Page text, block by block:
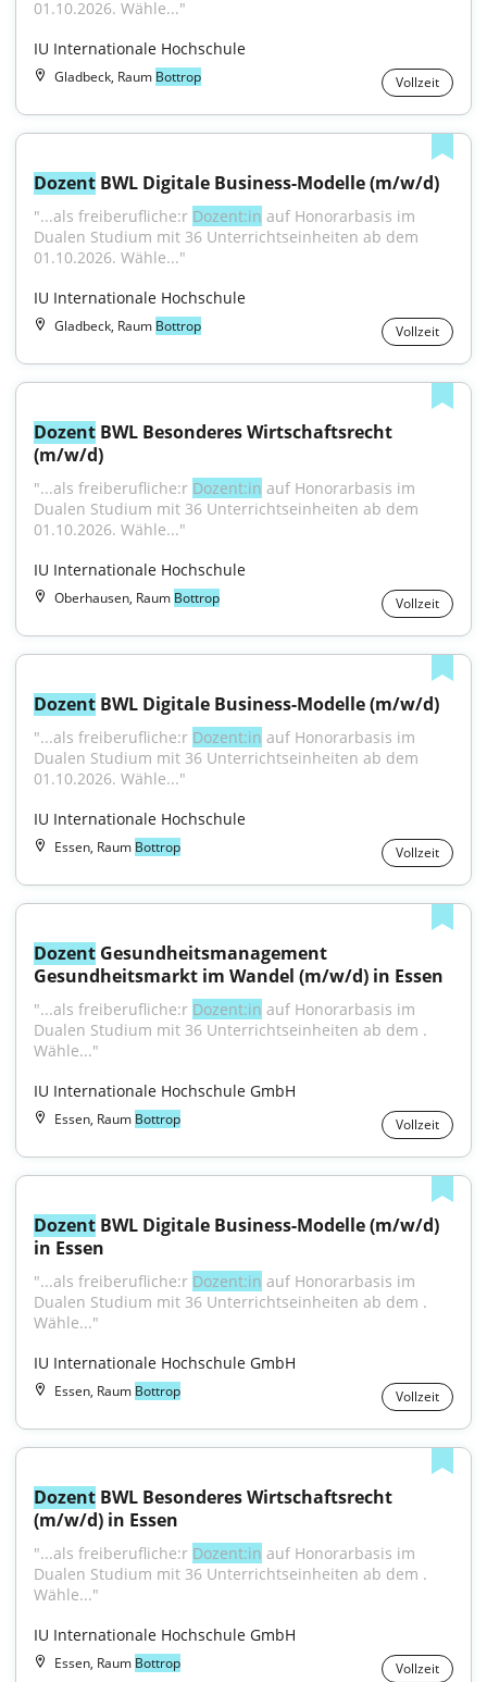
01.10.2026. Wähle..."
IU Internationale Hochschule
Gladbeck, Raum Bottrop Vollzeit
Dozent BWL Digitale Business-Modelle (m/w/d)
"...als freiberufliche:r Dozent:in auf Honorarbasis im
Dualen Studium mit 36 Unterrichtseinheiten ab dem
01.10.2026. Wähle..."
IU Internationale Hochschule
Gladbeck, Raum Bottrop Vollzeit
Dozent BWL Besonderes Wirtschaftsrecht
(m/w/d)
"...als freiberufliche:r Dozent:in auf Honorarbasis im
Dualen Studium mit 36 Unterrichtseinheiten ab dem
01.10.2026. Wähle..."
IU Internationale Hochschule
Oberhausen, Raum Bottrop Vollzeit
Dozent BWL Digitale Business-Modelle (m/w/d)
"...als freiberufliche:r Dozent:in auf Honorarbasis im
Dualen Studium mit 36 Unterrichtseinheiten ab dem
01.10.2026. Wähle..."
IU Internationale Hochschule
Essen, Raum Bottrop Vollzeit
Dozent Gesundheitsmanagement
Gesundheitsmarkt im Wandel (m/w/d) in Essen
"...als freiberufliche:r Dozent:in auf Honorarbasis im
Dualen Studium mit 36 Unterrichtseinheiten ab dem .
Wähle..."
IU Internationale Hochschule GmbH
Essen, Raum Bottrop Vollzeit
Dozent BWL Digitale Business-Modelle (m/w/d)
in Essen
"...als freiberufliche:r Dozent:in auf Honorarbasis im
Dualen Studium mit 36 Unterrichtseinheiten ab dem .
Wähle..."
IU Internationale Hochschule GmbH
Essen, Raum Bottrop Vollzeit
Dozent BWL Besonderes Wirtschaftsrecht
(m/w/d) in Essen
"...als freiberufliche:r Dozent:in auf Honorarbasis im
Dualen Studium mit 36 Unterrichtseinheiten ab dem .
Wähle..."
IU Internationale Hochschule GmbH
Essen, Raum Bottrop Vollzeit